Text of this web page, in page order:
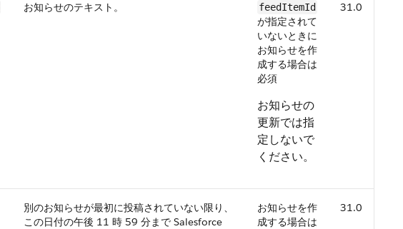
お知らせのテキスト。 feedItemId
が指定されて
いないときに
お知らせを作
成する場合は
必須
お知らせの
更新では指
定しないで
ください。
31.0
別のお知らせが最初に投稿されていない限り、
この日付の午後 11 時 59 分まで Salesforce
お知らせを作
成する場合は
31.0